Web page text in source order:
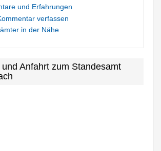
und Erfahrungen
verfassen
in der Nähe
Anfahrt zum Standesamt